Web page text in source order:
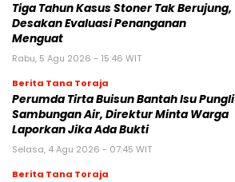
Tiga Tahun Kasus Stoner Tak Berujung,
Desakan Evaluasi Penanganan
Menguat
Rabu, 5 Agu 2026 - 15:46 WIT
Berita Tana Toraja
Perumda Tirta Buisun Bantah Isu Pungli
Sambungan Air, Direktur Minta Warga
Laporkan Jika Ada Bukti
Selasa, 4 Agu 2026 - 07:45 WIT
Berita Tana Toraja